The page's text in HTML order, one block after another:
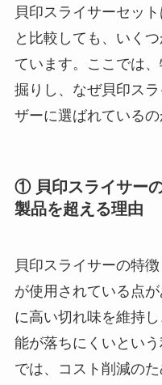
貝印スライサーセッ
と比較しても、いく
ています。ここでは
掘りし、なぜ貝印ス
ザーに選ばれているの
① 貝印スライサー
製品を超える理由
貝印スライサーの特
が使用されている点
に高い切れ味を維持
能が落ちにくいとい
では、コスト削減の